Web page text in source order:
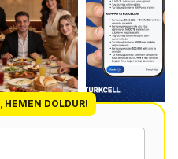
, HEMEN DOLDUR!